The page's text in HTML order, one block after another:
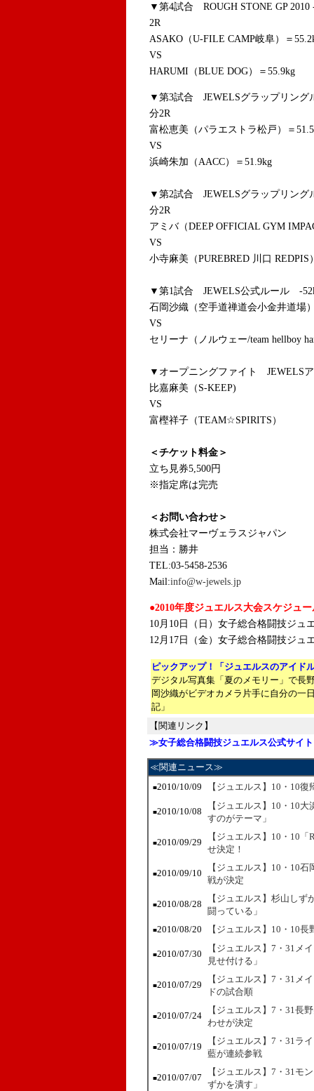
▼第4試合 ROUGH STONE GP
2R
ASAKO（U-FILE CAMP岐阜）＝
VS
HARUMI（BLUE DOG）＝55.9kg
▼第3試合 JEWELSグラップリン
分2R
富松恵美（パラエストラ松戸）＝
VS
浜崎朱加（AACC）＝51.9kg
▼第2試合
JEWELSグラップリン
分2R
アミバ（DEEP OFFICIAL GYM
VS
小寺麻美（PUREBRED 川口 REDPIS
▼第1試合 JEWELS公式ルール -
石岡沙織（空手道禅道会小金井道場
VS
セリーナ（ノルウェー/team hellboy
▼オープニングファイト JEWELS
比嘉麻美（S-KEEP)
VS
富樫祥子（TEAM☆SPIRITS）
＜チケット料金＞
立ち見券5,500円
※指定席は完売
＜お問い合わせ＞
株式会社マーヴェラスジャパン
担当：勝井
TEL:03-5458-2536
Mail:info@w-jewels.jp
●2010年度ジュエルス大会スケジュー
10月10日（日）女子総合格闘技ジ
12月17日（金）女子総合格闘技ジ
ピックアップ！「ジュエルスのアイド
デジタル写真集「夏のメモリー」で長
岡沙織がビデオカメラ片手に自分の一
記」
【関連リンク】
≫女子総合格闘技ジュエルス公式サイト
≪関連ニュース≫
■2010/10/09 【ジュエルス】10・10
■2010/10/08
【ジュエルス】10・10
すのがテーマ」
■2010/09/29
【ジュエルス】10・10「
せ決定！
■2010/09/10
【ジュエルス】10・10
戦が決定
■2010/08/28
【ジュエルス】杉山し
闘っている」
■2010/08/20 【ジュエルス】10・10
■2010/07/30
【ジュエルス】7・31メ
見せ付ける」
■2010/07/29
【ジュエルス】7・31メ
ドの試合順
■2010/07/24
【ジュエルス】7・31長
わせが決定
■2010/07/19
【ジュエルス】7・31ラ
藍が連続参戦
■2010/07/07
【ジュエルス】7・31モ
ずかを潰す」